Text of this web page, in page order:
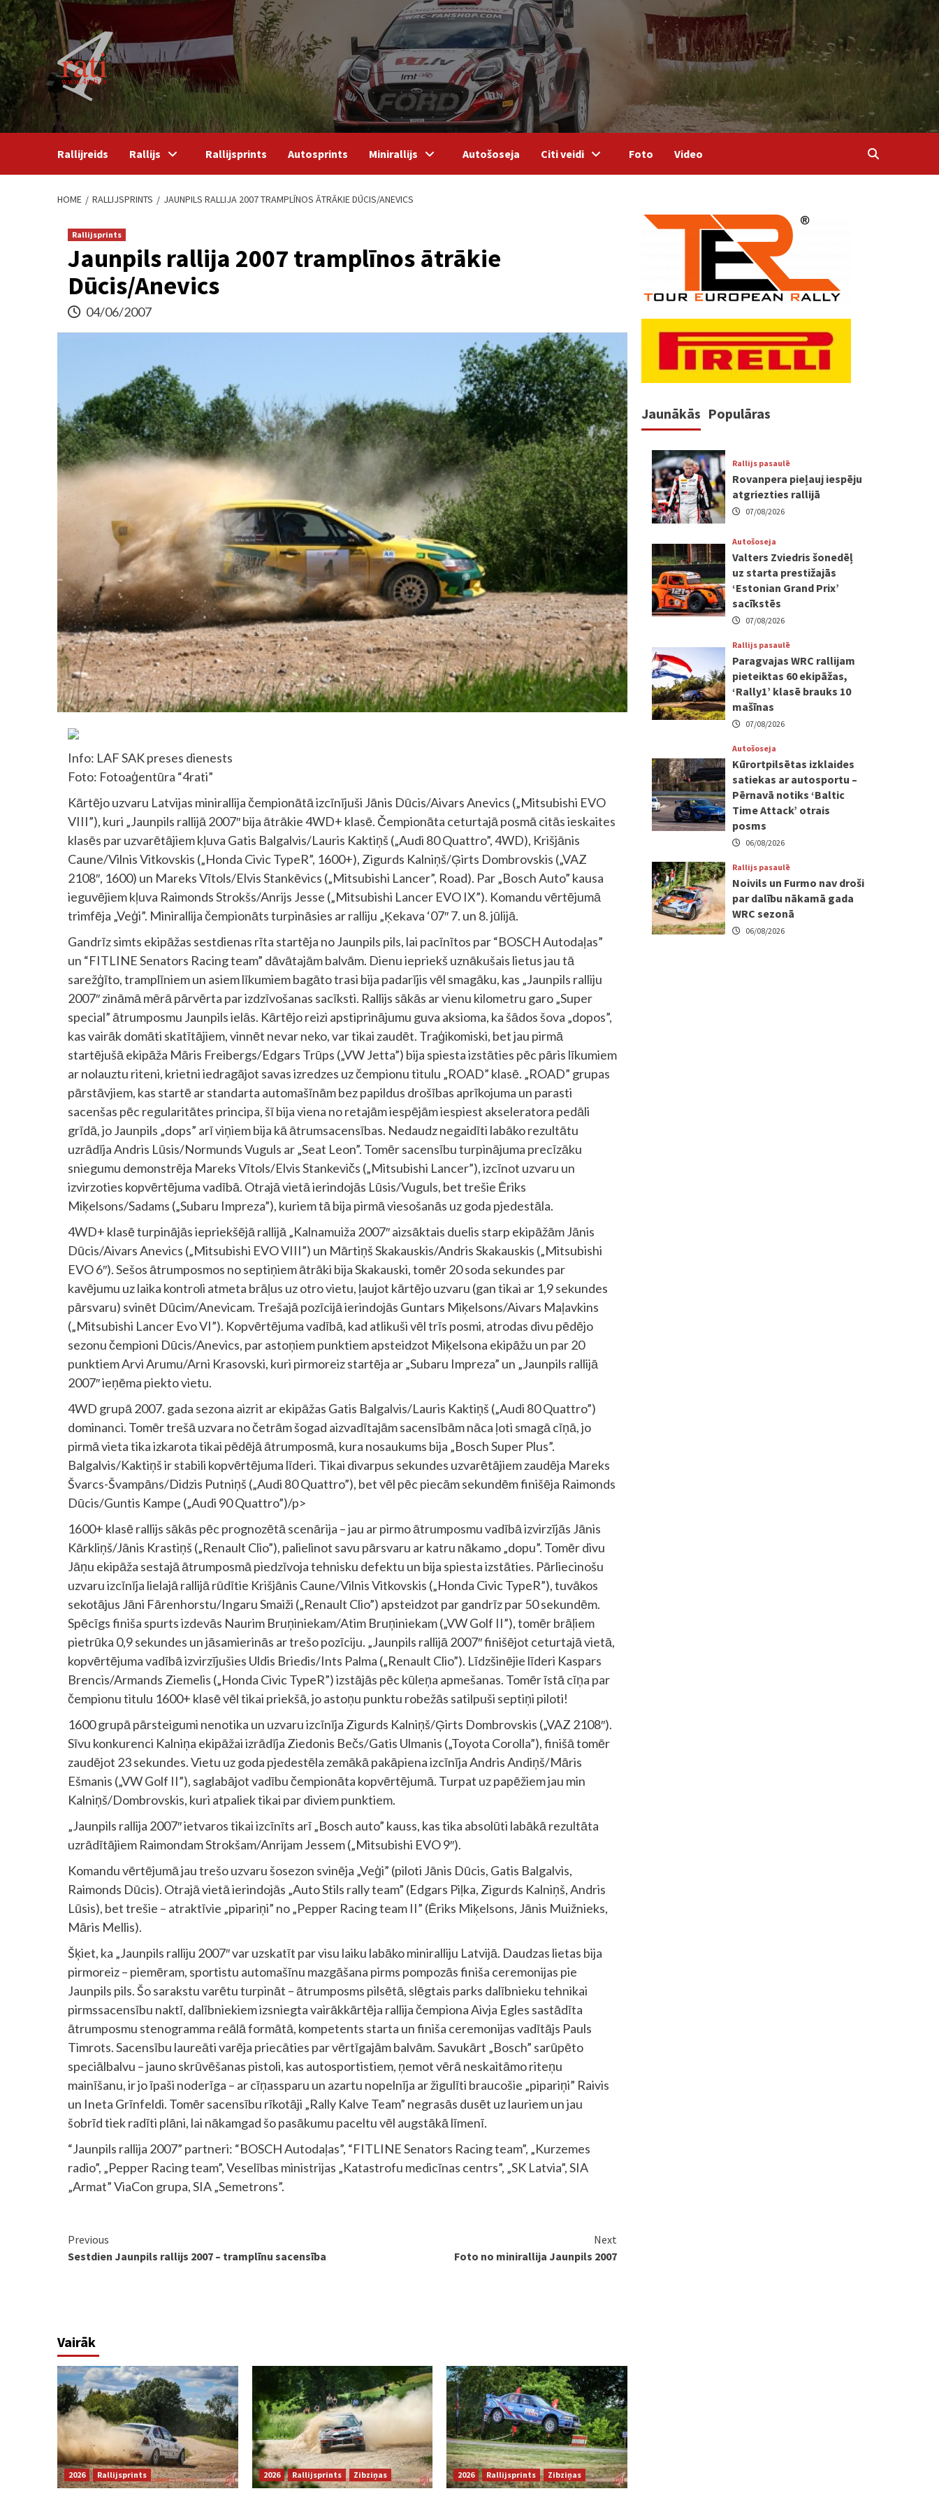
Skip
to
content
Rallijreids Rallijs Rallijsprints Autosprints Minirallijs Autošoseja Citi veidi Foto Video
HOME RALLIJSPRINTS JAUNPILS RALLIJA 2007 TRAMPLĪNOS ĀTRĀKIE DŪCIS/ANEVICS
Rallijsprints
Jaunpils rallija 2007 tramplīnos ātrākie
Dūcis/Anevics
04/06/2007
Info: LAF SAK preses dienests
Foto: Fotoaģentūra “4rati”
Kārtējo uzvaru Latvijas minirallija čempionātā izcīnījuši Jānis Dūcis/Aivars Anevics („Mitsubishi EVO
VIII”), kuri „Jaunpils rallijā 2007″ bija ātrākie 4WD+ klasē. Čempionāta ceturtajā posmā citās ieskaites
klasēs par uzvarētājiem kļuva Gatis Balgalvis/Lauris Kaktiņš („Audi 80 Quattro”, 4WD), Krišjānis
Caune/Vilnis Vitkovskis („Honda Civic TypeR”, 1600+), Zigurds Kalniņš/Ģirts Dombrovskis („VAZ
2108″, 1600) un Mareks Vītols/Elvis Stankēvics („Mitsubishi Lancer”, Road). Par „Bosch Auto” kausa
ieguvējiem kļuva Raimonds Strokšs/Anrijs Jesse („Mitsubishi Lancer EVO IX”). Komandu vērtējumā
trimfēja „Veģi”. Minirallija čempionāts turpināsies ar ralliju „Ķekava ‘07″ 7. un 8. jūlijā.
Gandrīz simts ekipāžas sestdienas rīta startēja no Jaunpils pils, lai pacīnītos par “BOSCH Autodaļas”
un “FITLINE Senators Racing team” dāvātajām balvām. Dienu iepriekš uznākušais lietus jau tā
sarežģīto, tramplīniem un asiem līkumiem bagāto trasi bija padarījis vēl smagāku, kas „Jaunpils ralliju
2007″ zināmā mērā pārvērta par izdzīvošanas sacīksti. Rallijs sākās ar vienu kilometru garo „Super
special” ātrumposmu Jaunpils ielās. Kārtējo reizi apstiprinājumu guva aksioma, ka šādos šova „dopos”,
kas vairāk domāti skatītājiem, vinnēt nevar neko, var tikai zaudēt. Traģikomiski, bet jau pirmā
startējušā ekipāža Māris Freibergs/Edgars Trūps („VW Jetta”) bija spiesta izstāties pēc pāris līkumiem
ar nolauztu riteni, krietni iedragājot savas izredzes uz čempionu titulu „ROAD” klasē. „ROAD” grupas
pārstāvjiem, kas startē ar standarta automašīnām bez papildus drošības aprīkojuma un parasti
sacenšas pēc regularitātes principa, šī bija viena no retajām iespējām iespiest akseleratora pedāli
grīdā, jo Jaunpils „dops” arī viņiem bija kā ātrumsacensības. Nedaudz negaidīti labāko rezultātu
uzrādīja Andris Lūsis/Normunds Vuguls ar „Seat Leon”. Tomēr sacensību turpinājuma precīzāku
sniegumu demonstrēja Mareks Vītols/Elvis Stankevičs („Mitsubishi Lancer”), izcīnot uzvaru un
izvirzoties kopvērtējuma vadībā. Otrajā vietā ierindojās Lūsis/Vuguls, bet trešie Ēriks
Miķelsons/Sadams („Subaru Impreza”), kuriem tā bija pirmā viesošanās uz goda pjedestāla.
4WD+ klasē turpinājās iepriekšējā rallijā „Kalnamuiža 2007″ aizsāktais duelis starp ekipāžām Jānis
Dūcis/Aivars Anevics („Mitsubishi EVO VIII”) un Mārtiņš Skakauskis/Andris Skakauskis („Mitsubishi
EVO 6″). Sešos ātrumposmos no septiņiem ātrāki bija Skakauski, tomēr 20 soda sekundes par
kavējumu uz laika kontroli atmeta brāļus uz otro vietu, ļaujot kārtējo uzvaru (gan tikai ar 1,9 sekundes
pārsvaru) svinēt Dūcim/Anevicam. Trešajā pozīcijā ierindojās Guntars Miķelsons/Aivars Maļavkins
(„Mitsubishi Lancer Evo VI”). Kopvērtējuma vadībā, kad atlikuši vēl trīs posmi, atrodas divu pēdējo
sezonu čempioni Dūcis/Anevics, par astoņiem punktiem apsteidzot Miķelsona ekipāžu un par 20
punktiem Arvi Arumu/Arni Krasovski, kuri pirmoreiz startēja ar „Subaru Impreza” un „Jaunpils rallijā
2007″ ieņēma piekto vietu.
4WD grupā 2007. gada sezona aizrit ar ekipāžas Gatis Balgalvis/Lauris Kaktiņš („Audi 80 Quattro”)
dominanci. Tomēr trešā uzvara no četrām šogad aizvadītajām sacensībām nāca ļoti smagā cīņā, jo
pirmā vieta tika izkarota tikai pēdējā ātrumposmā, kura nosaukums bija „Bosch Super Plus”.
Balgalvis/Kaktiņš ir stabili kopvērtējuma līderi. Tikai divarpus sekundes uzvarētājiem zaudēja Mareks
Švarcs-Švampāns/Didzis Putniņš („Audi 80 Quattro”), bet vēl pēc piecām sekundēm finišēja Raimonds
Dūcis/Guntis Kampe („Audi 90 Quattro”)/p>
1600+ klasē rallijs sākās pēc prognozētā scenārija – jau ar pirmo ātrumposmu vadībā izvirzījās Jānis
Kārkliņš/Jānis Krastiņš („Renault Clio”), palielinot savu pārsvaru ar katru nākamo „dopu”. Tomēr divu
Jāņu ekipāža sestajā ātrumposmā piedzīvoja tehnisku defektu un bija spiesta izstāties. Pārliecinošu
uzvaru izcīnīja lielajā rallijā rūdītie Krišjānis Caune/Vilnis Vitkovskis („Honda Civic TypeR”), tuvākos
sekotājus Jāni Fārenhorstu/Ingaru Smaiži („Renault Clio”) apsteidzot par gandrīz par 50 sekundēm.
Spēcīgs finiša spurts izdevās Naurim Bruņiniekam/Atim Bruņiniekam („VW Golf II”), tomēr brāļiem
pietrūka 0,9 sekundes un jāsamierinās ar trešo pozīciju. „Jaunpils rallijā 2007″ finišējot ceturtajā vietā,
kopvērtējuma vadībā izvirzījušies Uldis Briedis/Ints Palma („Renault Clio”). Līdzšinējie līderi Kaspars
Brencis/Armands Ziemelis („Honda Civic TypeR”) izstājās pēc kūleņa apmešanas. Tomēr īstā cīņa par
čempionu titulu 1600+ klasē vēl tikai priekšā, jo astoņu punktu robežās satilpuši septiņi piloti!
1600 grupā pārsteigumi nenotika un uzvaru izcīnīja Zigurds Kalniņš/Ģirts Dombrovskis („VAZ 2108″).
Sīvu konkurenci Kalniņa ekipāžai izrādīja Ziedonis Bečs/Gatis Ulmanis („Toyota Corolla”), finišā tomēr
zaudējot 23 sekundes. Vietu uz goda pjedestēla zemākā pakāpiena izcīnīja Andris Andiņš/Māris
Ešmanis („VW Golf II”), saglabājot vadību čempionāta kopvērtējumā. Turpat uz papēžiem jau min
Kalniņš/Dombrovskis, kuri atpaliek tikai par diviem punktiem.
„Jaunpils rallija 2007″ ietvaros tikai izcīnīts arī „Bosch auto” kauss, kas tika absolūti labākā rezultāta
uzrādītājiem Raimondam Strokšam/Anrijam Jessem („Mitsubishi EVO 9″).
Komandu vērtējumā jau trešo uzvaru šosezon svinēja „Veģi” (piloti Jānis Dūcis, Gatis Balgalvis,
Raimonds Dūcis). Otrajā vietā ierindojās „Auto Stils rally team” (Edgars Piļka, Zigurds Kalniņš, Andris
Lūsis), bet trešie – atraktīvie „pipariņi” no „Pepper Racing team II” (Ēriks Miķelsons, Jānis Muižnieks,
Māris Mellis).
Šķiet, ka „Jaunpils ralliju 2007″ var uzskatīt par visu laiku labāko miniralliju Latvijā. Daudzas lietas bija
pirmoreiz – piemēram, sportistu automašīnu mazgāšana pirms pompozās finiša ceremonijas pie
Jaunpils pils. Šo sarakstu varētu turpināt – ātrumposms pilsētā, slēgtais parks dalībnieku tehnikai
pirmssacensību naktī, dalībniekiem izsniegta vairākkārtēja rallija čempiona Aivja Egles sastādīta
ātrumposmu stenogramma reālā formātā, kompetents starta un finiša ceremonijas vadītājs Pauls
Timrots. Sacensību laureāti varēja priecāties par vērtīgajām balvām. Savukārt „Bosch” sarūpēto
speciālbalvu – jauno skrūvēšanas pistoli, kas autosportistiem, ņemot vērā neskaitāmo riteņu
mainīšanu, ir jo īpaši noderīga – ar cīņassparu un azartu nopelnīja ar žigulīti braucošie „pipariņi” Raivis
un Ineta Grīnfeldi. Tomēr sacensību rīkotāji „Rally Kalve Team” negrasās dusēt uz lauriem un jau
šobrīd tiek radīti plāni, lai nākamgad šo pasākumu paceltu vēl augstākā līmenī.
“Jaunpils rallija 2007” partneri: “BOSCH Autodaļas”, “FITLINE Senators Racing team”, „Kurzemes
radio”, „Pepper Racing team”, Veselības ministrijas „Katastrofu medicīnas centrs”, „SK Latvia”, SIA
„Armat” ViaCon grupa, SIA „Semetrons”.
Continue
Reading
Previous
Sestdien Jaunpils rallijs 2007 – tramplīnu sacensība
Next
Foto no minirallija Jaunpils 2007
Vairāk
2026 Rallijsprints 2026 Rallijsprints Zibziņas 2026 Rallijsprints Zibziņas
Jaunākās Populāras
Rallijs pasaulē
Rovanpera pieļauj iespēju
atgriezties rallijā
07/08/2026
Autošoseja
Valters Zviedris šonedēļ
uz starta prestižajās
‘Estonian Grand Prix’
sacīkstēs
07/08/2026
Rallijs pasaulē
Paragvajas WRC rallijam
pieteiktas 60 ekipāžas,
‘Rally1’ klasē brauks 10
mašīnas
07/08/2026
Autošoseja
Kūrortpilsētas izklaides
satiekas ar autosportu –
Pērnavā notiks ‘Baltic
Time Attack’ otrais
posms
06/08/2026
Rallijs pasaulē
Noivils un Furmo nav droši
par dalību nākamā gada
WRC sezonā
06/08/2026